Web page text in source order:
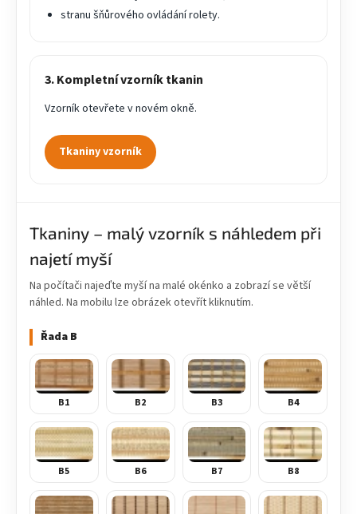
stranu šňůrového ovládání rolety.
3. Kompletní vzorník tkanin
Vzorník otevřete v novém okně.
Tkaniny vzorník
Tkaniny – malý vzorník s náhledem při
najetí myší
Na počítači najeďte myší na malé okénko a zobrazí se větší
náhled. Na mobilu lze obrázek otevřít kliknutím.
Řada B
B1 B2 B3 B4
B5 B6 B7 B8